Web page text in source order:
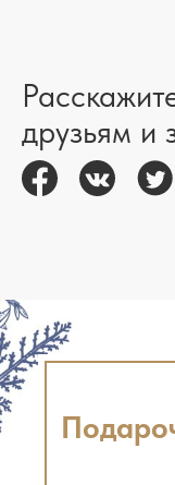
друзьям и